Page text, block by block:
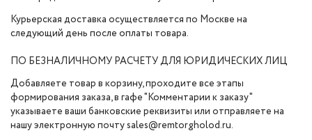
Курьерская доставка осуществляется по Москве на
следующий день после оплаты товара.
ПО БЕЗНАЛИЧНОМУ РАСЧЕТУ ДЛЯ ЮРИДИЧЕСКИХ ЛИЦ
Добавляете товар в корзину, проходите все этапы
формирования заказа, в гафе "Комментарии к заказу"
указываете ваши банковские реквизиты или отправляете на
нашу электронную почту sales@remtorgholod.ru.